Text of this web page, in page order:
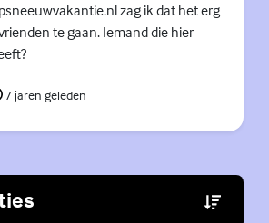
zag ik dat het erg
te gaan. Iemand die hier
7 jaren geleden
(Externe